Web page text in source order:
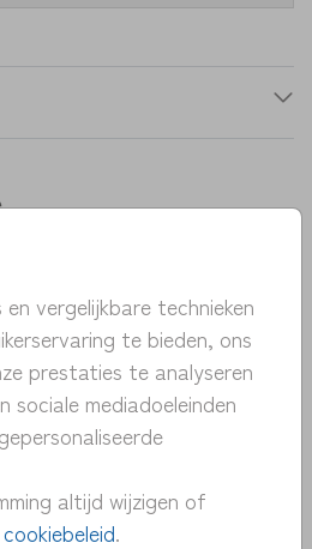
vergelijkbare technieken
te bieden, ons
prestaties te analyseren
sociale mediadoeleinden
altijd wijzigen of
.
handgetekende ooievaar.
op je gezicht. De
De okergele details
af. Pas eenvoudig de
in de designtool.